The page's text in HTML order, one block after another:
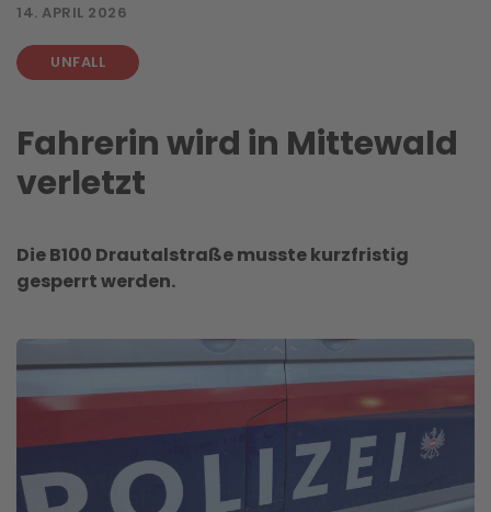
14. APRIL 2026
UNFALL
Fahrerin wird in Mittewald
verletzt
Die B100 Drautalstraße musste kurzfristig
gesperrt werden.